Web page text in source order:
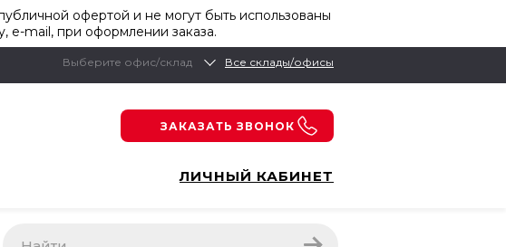
офертой и не могут быть использованы
e-mail, при оформлении заказа.
Выберите офис/склад Все склады/офисы
ЗАКАЗАТЬ ЗВОНОК
ЛИЧНЫЙ КАБИНЕТ